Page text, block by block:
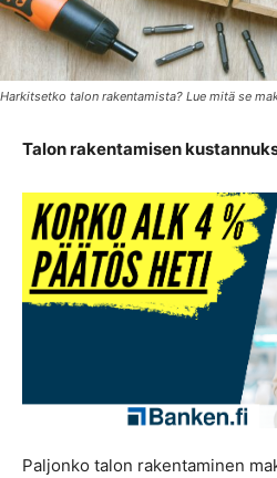
Harkitsetko talon rakentamista? Lue mitä se
Talon rakentamisen
Paljonko talon rakentaminen